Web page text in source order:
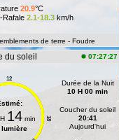
20.9°C
Rafale 2.1-18.3km/h
de terre - Foudre
du soleil 07:27:27
12
18
H 14 min
lumière
Durée de la Nuit
10 H 00 min
Coucher du soleil
20:41
Aujourd'hui